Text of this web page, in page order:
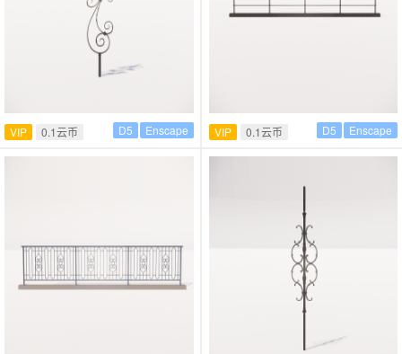
VIP 0.1云币 Enscape
D5 VIP 0.1云币 Enscape
D5